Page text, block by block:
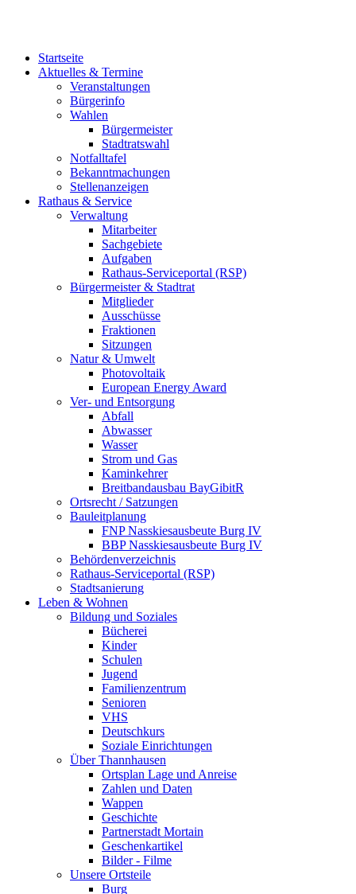
Startseite
Aktuelles & Termine
Veranstaltungen
Bürgerinfo
Wahlen
Bürgermeister
Stadtratswahl
Notfalltafel
Bekanntmachungen
Stellenanzeigen
Rathaus & Service
Verwaltung
Mitarbeiter
Sachgebiete
Aufgaben
Rathaus-Serviceportal (RSP)
Bürgermeister & Stadtrat
Mitglieder
Ausschüsse
Fraktionen
Sitzungen
Natur & Umwelt
Photovoltaik
European Energy Award
Ver- und Entsorgung
Abfall
Abwasser
Wasser
Strom und Gas
Kaminkehrer
Breitbandausbau BayGibitR
Ortsrecht / Satzungen
Bauleitplanung
FNP Nasskiesausbeute Burg IV
BBP Nasskiesausbeute Burg IV
Behördenverzeichnis
Rathaus-Serviceportal (RSP)
Stadtsanierung
Leben & Wohnen
Bildung und Soziales
Bücherei
Kinder
Schulen
Jugend
Familienzentrum
Senioren
VHS
Deutschkurs
Soziale Einrichtungen
Über Thannhausen
Ortsplan Lage und Anreise
Zahlen und Daten
Wappen
Geschichte
Partnerstadt Mortain
Geschenkartikel
Bilder - Filme
Unsere Ortsteile
Burg